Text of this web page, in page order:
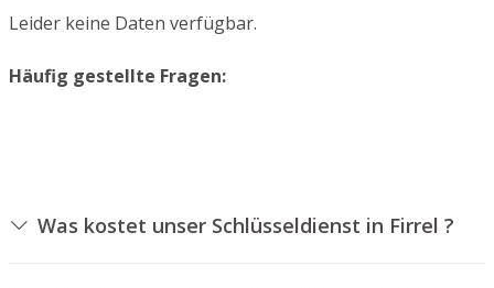
Leider keine Daten verfügbar.
Häufig gestellte Fragen:
Was kostet unser Schlüsseldienst in Firrel ?